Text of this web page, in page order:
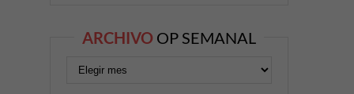
ARCHIVO OP SEMANAL